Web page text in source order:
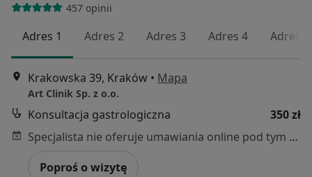
457 opinii
Adres 1 Adres 2 Adres 3 Adres 4 Adres 5
Krakowska 39, Kraków • Mapa
Art Clinik Sp. z o.o.
Konsultacja gastrologiczna
350 zł
Specjalista nie oferuje umawiania online pod tym adresem.
Poproś o wizytę